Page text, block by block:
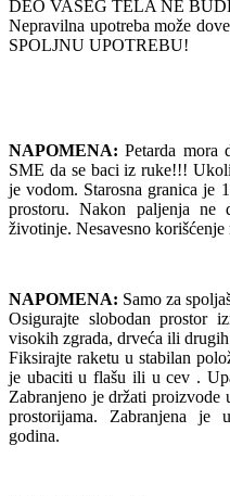
DEO VAŠEG TELA NE
Nepravilna upotreba može
SPOLJNU UPOTREBU!
NAPOMENA: Petarda mora
SME da se baci iz ruke!!!
je vodom. Starosna granica je
prostoru. Nakon paljenja
životinje. Nesavesno
NAPOMENA: Samo za
Osigurajte slobodan prostor
visokih zgrada, drveća ili
Fiksirajte raketu u stabilan
je ubaciti u flašu ili u cev .
Zabranjeno je držati
prostorijama. Zabranjena je
godina.